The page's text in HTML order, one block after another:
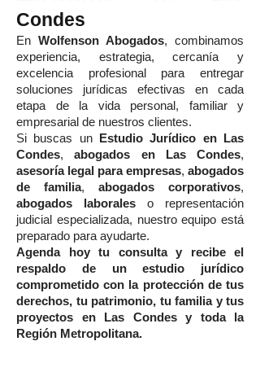
Condes
En Wolfenson Abogados, combinamos
experiencia, estrategia, cercanía y
excelencia profesional para entregar
soluciones jurídicas efectivas en cada
etapa de la vida personal, familiar y
empresarial de nuestros clientes.
Si buscas un
Estudio Jurídico en Las
Condes,abogados en Las Condes,
asesoría legal para empresas, abogados
de familia, abogados corporativos,
abogados laborales o representación
judicial especializada, nuestro equipo está
preparado para ayudarte.
Agenda hoy tu consulta y recibe el
respaldo de un estudio jurídico
comprometido con la protección de tus
derechos, tu patrimonio, tu familia y tus
proyectos en Las Condes y toda la
Región Metropolitana.